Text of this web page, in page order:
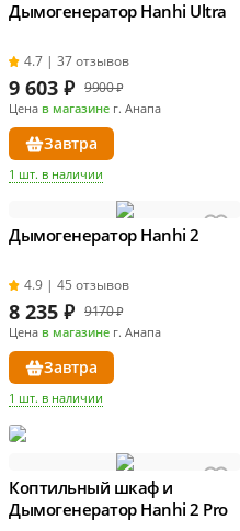
Дымогенератор Hanhi Ultra
4.7 | 37 отзывов
9 603 ₽ 9900 ₽
Цена в магазине г. Анапа
Завтра
1 шт. в наличии
Дымогенератор Hanhi 2
4.9 | 45 отзывов
8 235 ₽ 9170 ₽
Цена в магазине г. Анапа
Завтра
1 шт. в наличии
Коптильный шкаф и
Дымогенератор Hanhi 2 Pro